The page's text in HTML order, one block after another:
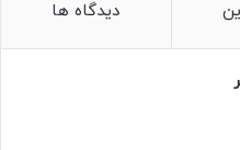
دیدگاه ها